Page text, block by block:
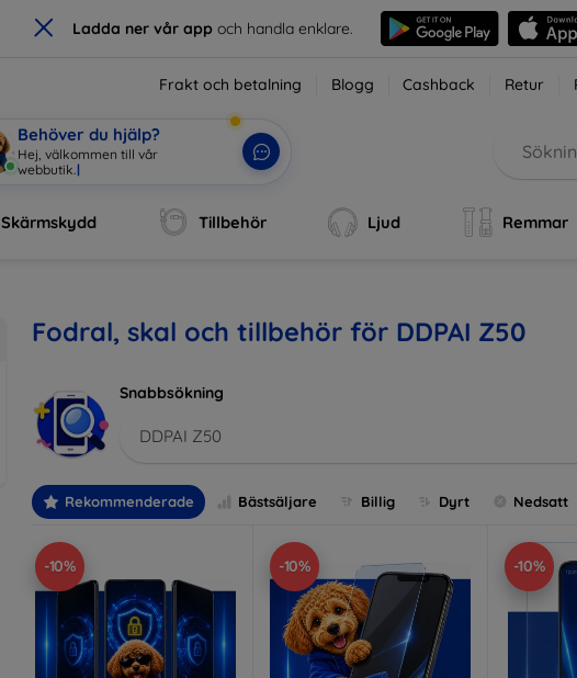
× Ladda ner vår app och handla enklare.
Frakt och betalning Blogg Cashback Retur
Behöver du hjälp?
Hej, välkommen till vår webbu
Skärmskydd Tillbehör Ljud Remmar
Fodral, skal och tillbehör för DDPAI Z50
Snabbsökning
DDPAI Z50
Rekommenderade Bästsäljare Billig Dyrt Nedsatt
-10% -10% -10%